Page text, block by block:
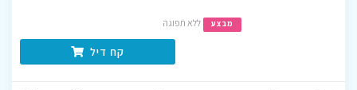
מבצע ללא תפוגה
קח דיל